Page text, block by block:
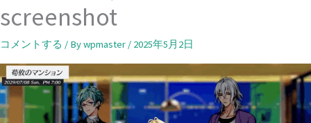
screenshot
コメントする / Bywpmaster / 2025年5月2日